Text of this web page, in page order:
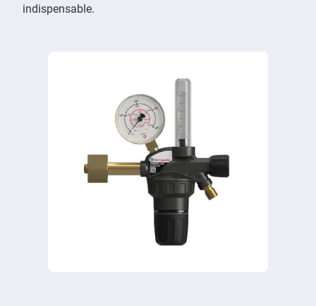
indispensable.